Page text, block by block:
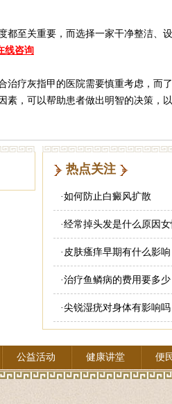
至关重要，而选择一家干净整洁、
线咨询
疗灰指甲的医院需要慎重考虑，而
素，可以帮助患者做出明智的决策，
热点关注
·如何防止白癜风扩散
·经常掉头发是什么原因女
· 皮肤瘙痒早期有什么影响
·治疗鱼鳞病的费用要多少
·尖锐湿疣对身体有影响吗
公益活动 健康讲堂 便